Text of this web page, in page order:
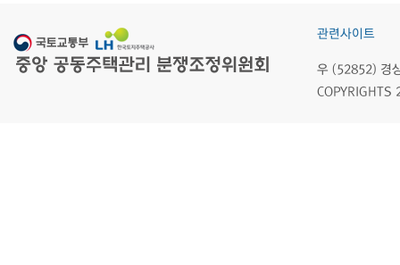
관련사이트
우 (52852) 경
COPYRIGHTS